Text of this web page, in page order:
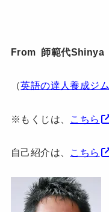
From 師範代Shinya
（英語の達人養成ジム
※もくじは、 こちら
自己紹介は、 こちら